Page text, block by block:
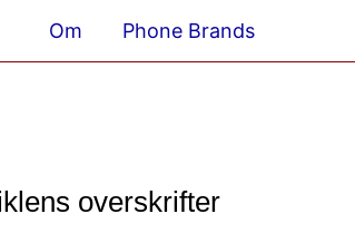
Om Phone Brands
overskrifter